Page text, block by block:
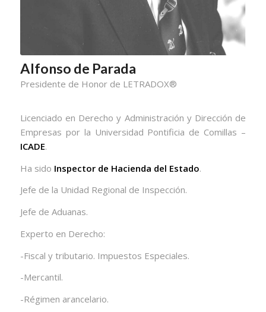
Alfonso de Parada
Presidente de Honor de LETRADOX®
Licenciado en Derecho y Administración y Dirección de
Empresas por la Universidad Pontificia de Comillas –
ICADE.
Ha sido Inspector de Hacienda del Estado.
Jefe de la Unidad Regional de Inspección.
Jefe de Aduanas.
Experto en Derecho:
-Fiscal y tributario. Impuestos Especiales.
-Mercantil.
-Régimen arancelario.